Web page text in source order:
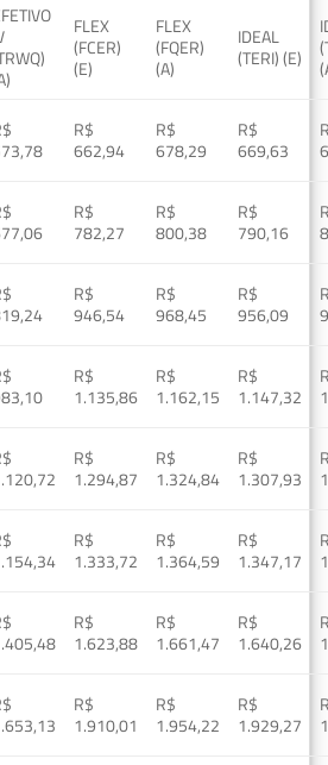
FLEX
(FCER)
(E)
FLEX
(FQER)
(A)
IDEAL
(TERI) (E)
R$
662,94
R$
678,29
R$
669,63
R$
782,27
R$
800,38
R$
790,16
R$
946,54
R$
968,45
R$
956,09
R$
1.135,86
R$
1.162,15
R$
1.147,32
R$
1.294,87
R$
1.324,84
R$
1.307,93
R$
1.333,72
R$
1.364,59
R$
1.347,17
R$
1.623,88
R$
1.661,47
R$
1.640,26
R$
1.910,01
R$
1.954,22
R$
1.929,27